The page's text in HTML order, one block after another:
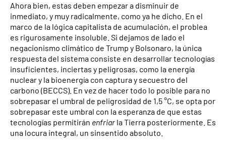
Ahora bien, estas deben empezar a disminuir de
inmediato, y muy radicalmente, como ya he dicho. En el
marco de la lógica capitalista de acumulación, el problea
es rigurosamente insoluble. Si dejamos de lado el
negacionismo climático de Trump y Bolsonaro, la única
respuesta del sistema consiste en desarrollar tecnologías
insuficientes, inciertas y peligrosas, como la energía
nuclear y la bioenergía con captura y secuestro del
carbono (BECCS). En vez de hacer todo lo posible para no
sobrepasar el umbral de peligrosidad de 1,5 °C, se opta por
sobrepasar este umbral con la esperanza de que estas
tecnologías permitirán enfriar la Tierra posteriormente. Es
una locura integral, un sinsentido absoluto.